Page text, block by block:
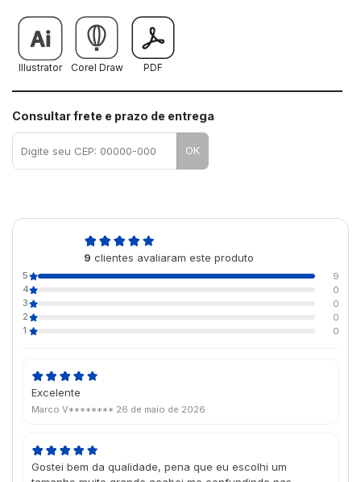
Illustrator Corel Draw PDF
Consultar frete e prazo de entrega
OK
9 clientes avaliaram este produto
5
9
4
0
3
0
2
0
1
0
Excelente
Marco V******** 26 de maio de 2026
Gostei bem da qualidade, pena que eu escolhi um